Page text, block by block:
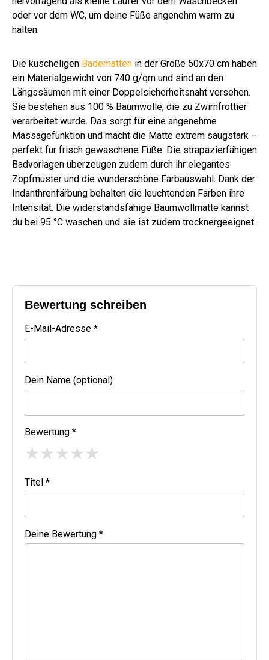
oder vor dem WC, um deine Füße angenehm warm zu
halten.
Die kuscheligen Badematten in der Größe 50x70 cm haben
ein Materialgewicht von 740 g/qm und sind an den
Längssäumen mit einer Doppelsicherheitsnaht versehen.
Sie bestehen aus 100 % Baumwolle, die zu Zwirnfrottier
verarbeitet wurde. Das sorgt für eine angenehme
Massagefunktion und macht die Matte extrem saugstark –
perfekt für frisch gewaschene Füße. Die strapazierfähigen
Badvorlagen überzeugen zudem durch ihr elegantes
Zopfmuster und die wunderschöne Farbauswahl. Dank der
Indanthrenfärbung behalten die leuchtenden Farben ihre
Intensität. Die widerstandsfähige Baumwollmatte kannst
du bei 95 °C waschen und sie ist zudem trocknergeeignet.
Bewertung schreiben
E-Mail-Adresse *
Dein Name (optional)
Bewertung *
★★★★★
Titel *
Deine Bewertung *